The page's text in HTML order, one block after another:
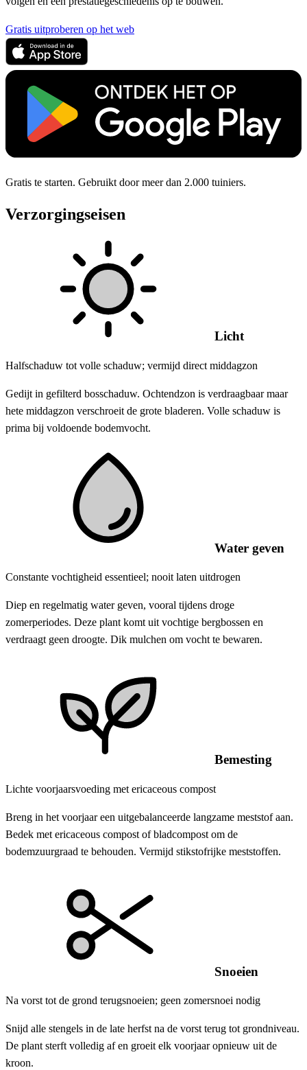
Gratis uitproberen op het web
Gratis te starten. Gebruikt door meer dan 2.000 tuiniers.
Verzorgingseisen
Licht
Halfschaduw tot volle schaduw; vermijd direct middagzon
Gedijt in gefilterd bosschaduw. Ochtendzon is verdraagbaar maar
hete middagzon verschroeit de grote bladeren. Volle schaduw is
prima bij voldoende bodemvocht.
Water geven
Constante vochtigheid essentieel; nooit laten uitdrogen
Diep en regelmatig water geven, vooral tijdens droge
zomerperiodes. Deze plant komt uit vochtige bergbossen en
verdraagt geen droogte. Dik mulchen om vocht te bewaren.
Bemesting
Lichte voorjaarsvoeding met ericaceous compost
Breng in het voorjaar een uitgebalanceerde langzame meststof aan.
Bedek met ericaceous compost of bladcompost om de
bodemzuurgraad te behouden. Vermijd stikstofrijke meststoffen.
Snoeien
Na vorst tot de grond terugsnoeien; geen zomersnoei nodig
Snijd alle stengels in de late herfst na de vorst terug tot grondniveau.
De plant sterft volledig af en groeit elk voorjaar opnieuw uit de
kroon.